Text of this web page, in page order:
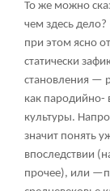
То же можно
чем здесь дело?
при этом ясно
статически
становления —
как пародийно-
культуры.
значит понять
впоследствии
прочее), или